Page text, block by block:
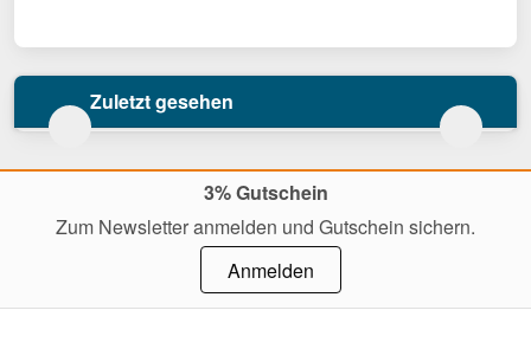
Zuletzt gesehen
3% Gutschein
Zum Newsletter anmelden und Gutschein sichern.
Anmelden